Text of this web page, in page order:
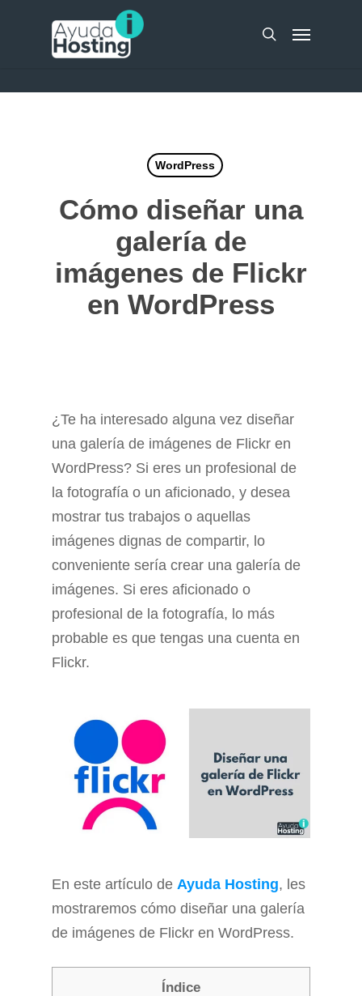
search
Menu
WordPress
Cómo diseñar una
galería de
imágenes de Flickr
en WordPress
¿Te ha interesado alguna vez diseñar
una galería de imágenes de Flickr en
WordPress? Si eres un profesional de
la fotografía o un aficionado, y desea
mostrar tus trabajos o aquellas
imágenes dignas de compartir, lo
conveniente sería crear una galería de
imágenes. Si eres aficionado o
profesional de la fotografía, lo más
probable es que tengas una cuenta en
Flickr.
En este artículo de Ayuda Hosting, les
mostraremos cómo diseñar una galería
de imágenes de Flickr en WordPress.
Índice